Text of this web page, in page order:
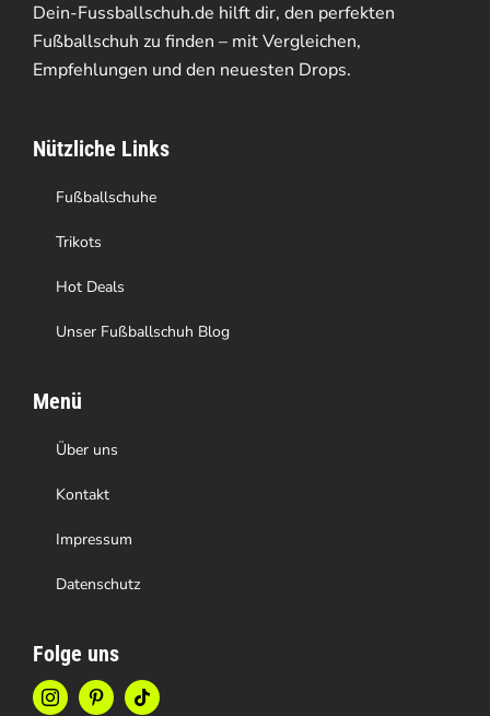
Dein-Fussballschuh.de hilft dir, den perfekten
Fußballschuh zu finden – mit Vergleichen,
Empfehlungen und den neuesten Drops.
Nützliche Links
Fußballschuhe
Trikots
Hot Deals
Unser Fußballschuh Blog
Menü
Über uns
Kontakt
Impressum
Datenschutz
Folge uns